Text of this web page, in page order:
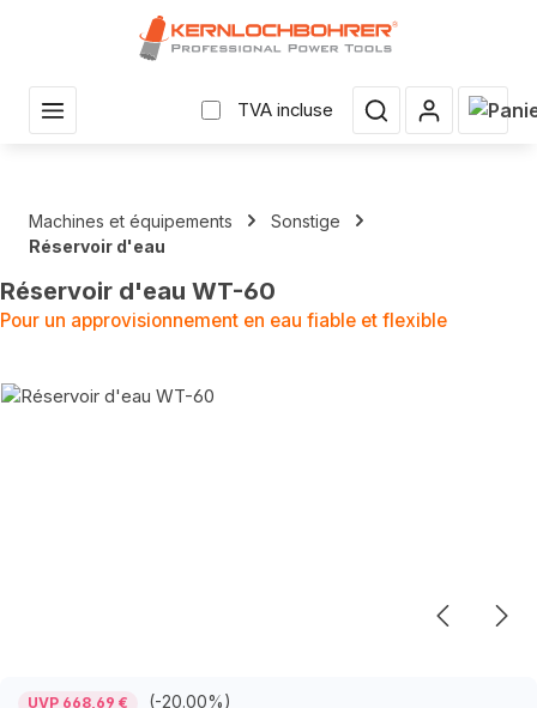
TVA incluse Le
Machines et équipements
Sonstige
Réservoir d'eau
Réservoir d'eau WT-60
Pour un approvisionnement en eau fiable et flexible
Sauter la galerie d'images
UVP 668,69 € (-20.00%)